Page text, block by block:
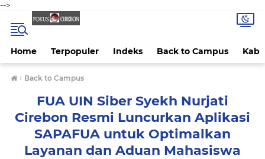
-->
Home Terpopuler Indeks Back to Campus Kab
› Back to Campus
FUA UIN Siber Syekh Nurjati
Cirebon Resmi Luncurkan Aplikasi
SAPAFUA untuk Optimalkan
Layanan dan Aduan Mahasiswa